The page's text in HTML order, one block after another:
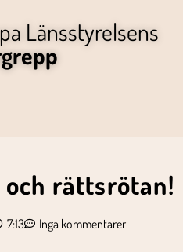
Länsstyrelsens
rättsrötan!
7:13 Inga kommentarer